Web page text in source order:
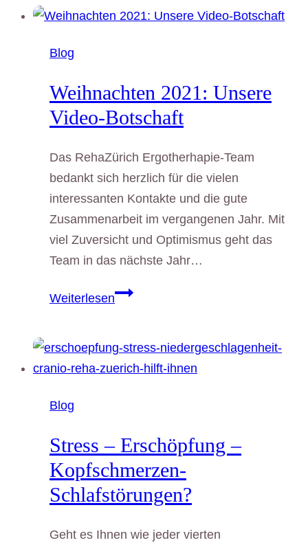
und
Praxis
RehaZürich
Blog
Weihnachten 2021: Unsere
Video-Botschaft
Das RehaZürich Ergotherhapie-Team
bedankt sich herzlich für die vielen
interessanten Kontakte und die gute
Zusammenarbeit im vergangenen Jahr. Mit
viel Zuversicht und Optimismus geht das
Team in das nächste Jahr…
WeiterlesenWeihnachten
Video-
Botschaft
Blog
Stress – Erschöpfung –
Kopfschmerzen-
Schlafstörungen?
Geht es Ihnen wie jeder vierten